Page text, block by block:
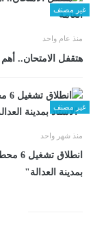
غير مصنف
منذ عام واحد
هتقفل الامتحان.. أهم
غير مصنف
منذ شهر واحد
بمدينة العدالة"